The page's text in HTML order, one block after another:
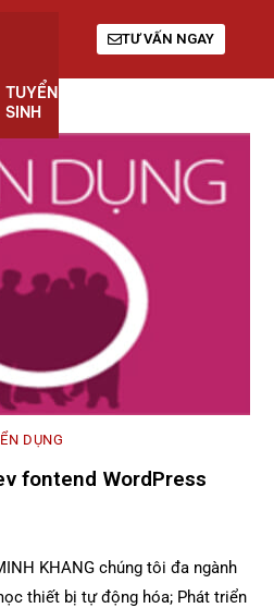
TUYỂN
SINH
TƯ VẤN NGAY
DỤNG
fontend WordPress
KHANG chúng tôi đa ngành
thiết bị tự động hóa; Phát triển